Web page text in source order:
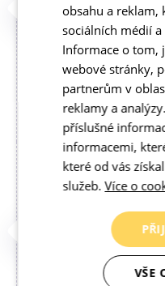
Ve
začínáme
hráče na
řeší v
2018
rozvoje
obsahu a reklam,
sociálních médií
Informace o tom,
webové stránky,
partnerům v
reklamy a
příslušné
informacemi,
které od vás
služeb.Více o
VŠE